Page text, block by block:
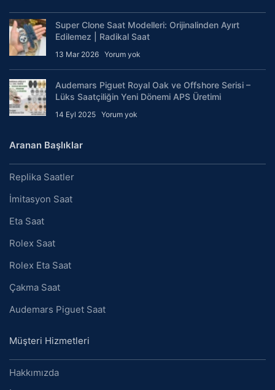
Super Clone Saat Modelleri: Orijinalinden Ayırt
Edilemez | Radikal Saat
13 Mar 2026 Yorum yok
Audemars Piguet Royal Oak ve Offshore Serisi –
Lüks Saatçiliğin Yeni Dönemi APS Üretimi
14 Eyl 2025 Yorum yok
Aranan Başlıklar
Replika Saatler
İmitasyon Saat
Eta Saat
Rolex Saat
Rolex Eta Saat
Çakma Saat
Audemars Piguet Saat
Müşteri Hizmetleri
Hakkımızda